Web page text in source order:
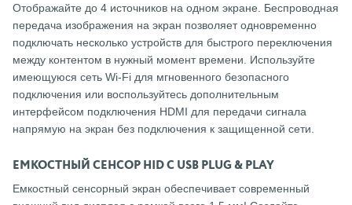
Отображайте до 4 источников на одном экране. Беспроводная
передача изображения на экран позволяет одновременно
подключать несколько устройств для быстрого переключения
между контентом в нужный момент времени. Используйте
имеющуюся сеть Wi-Fi для мгновенного безопасного
подключения или воспользуйтесь дополнительным
интерфейсом подключения HDMI для передачи сигнала
напрямую на экран без подключения к защищенной сети.
ЕМКОСТНЫЙ СЕНСОР HID С USB PLUG & PLAY
Емкостный сенсорный экран обеспечивает современный